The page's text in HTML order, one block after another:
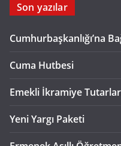
Son yazılar
Cumhurbaşkanlığı’na
Cuma Hutbesi
Emekli İkramiye
Yeni Yargı Paketi